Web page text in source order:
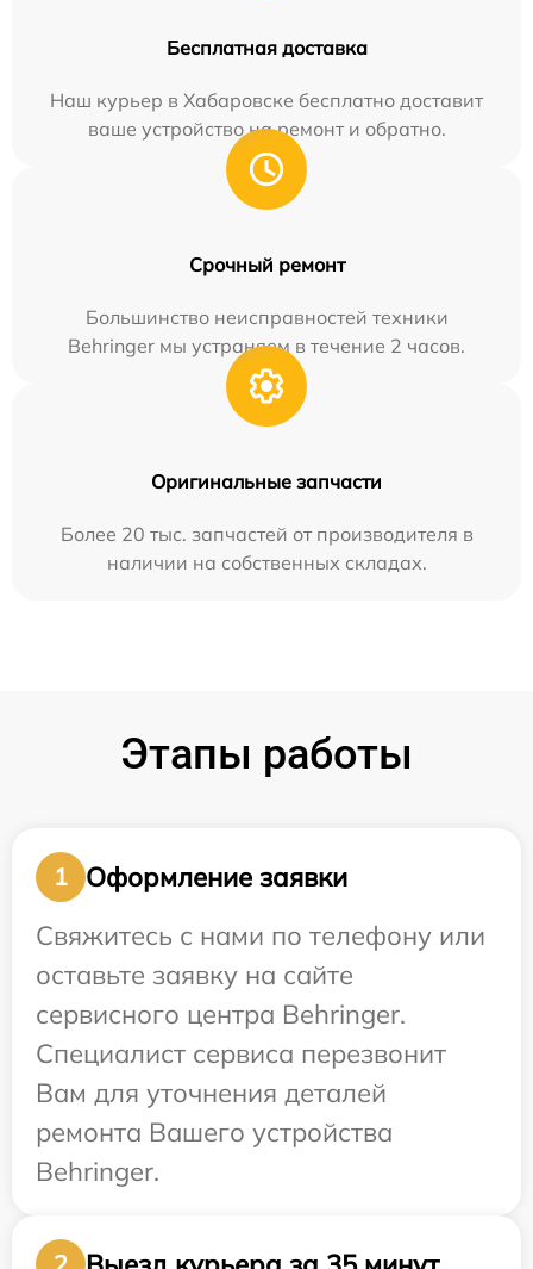
Бесплатная доставка
Наш курьер в Хабаровске бесплатно доставит
ваше устройство на ремонт и обратно.
Срочный ремонт
Большинство неисправностей техники
Behringer мы устраняем в течение 2 часов.
Оригинальные запчасти
Более 20 тыс. запчастей от производителя в
наличии на собственных складах.
Этапы работы
1
Оформление заявки
Свяжитесь с нами по телефону или
оставьте заявку на сайте
сервисного центра Behringer.
Специалист сервиса перезвонит
Вам для уточнения деталей
ремонта Вашего устройства
Behringer.